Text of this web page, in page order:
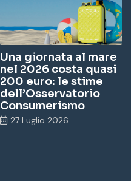
Una giornata al mare
nel 2026 costa quasi
200 euro: le stime
dell’Osservatorio
Consumerismo
27 Luglio 2026